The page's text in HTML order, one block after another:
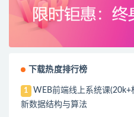
下载热度排行榜
1
WEB前端线上系统课
新数据结构与算法